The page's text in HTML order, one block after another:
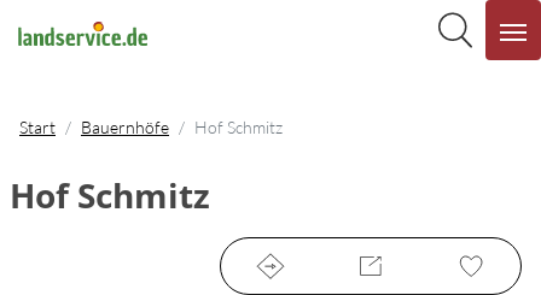
Start Bauernhöfe Hof Schmitz
Hof Schmitz